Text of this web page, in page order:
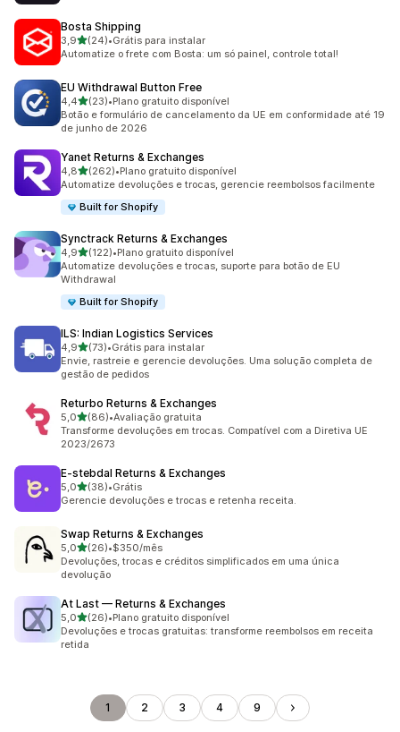
Bosta Shipping
3,9de 5 estrelas
(24)
24 avaliações ao todo
•Grátis para instalar
Automatize o frete com Bosta: um só painel, controle total!
EU Withdrawal Button Free
4,4de 5 estrelas
(23)
23 avaliações ao todo
•Plano gratuito disponível
Botão e formulário de cancelamento da UE em conformidade até 19
de junho de 2026
Yanet Returns & Exchanges
4,8de 5 estrelas
(262)
262 avaliações ao todo
•Plano gratuito disponível
Automatize devoluções e trocas, gerencie reembolsos facilmente
Built for Shopify
Synctrack Returns & Exchanges
4,9de 5 estrelas
(122)
122 avaliações ao todo
•Plano gratuito disponível
Automatize devoluções e trocas, suporte para botão de EU
Withdrawal
Built for Shopify
ILS: Indian Logistics Services
4,9de 5 estrelas
(73)
73 avaliações ao todo
•Grátis para instalar
Envie, rastreie e gerencie devoluções. Uma solução completa de
gestão de pedidos
Returbo Returns & Exchanges
5,0de 5 estrelas
(86)
86 avaliações ao todo
•Avaliação gratuita
Transforme devoluções em trocas. Compatível com a Diretiva UE
2023/2673
E‑stebdal Returns & Exchanges
5,0de 5 estrelas
(38)
38 avaliações ao todo
•Grátis
Gerencie devoluções e trocas e retenha receita.
Swap Returns & Exchanges
5,0de 5 estrelas
(26)
26 avaliações ao todo
•$350/mês
Devoluções, trocas e créditos simplificados em uma única
devolução
At Last — Returns & Exchanges
5,0de 5 estrelas
(26)
26 avaliações ao todo
•Plano gratuito disponível
Devoluções e trocas gratuitas: transforme reembolsos em receita
retida
1 2 3 4 9